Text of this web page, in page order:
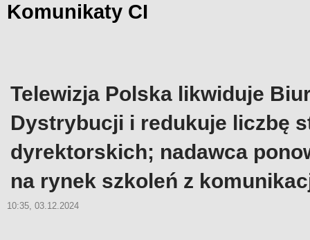
Komunikaty CI
Telewizja Polska likwiduje
Dystrybucji i redukuje liczbę
dyrektorskich; nadawca
na rynek szkoleń z
10:35, 03.12.2024